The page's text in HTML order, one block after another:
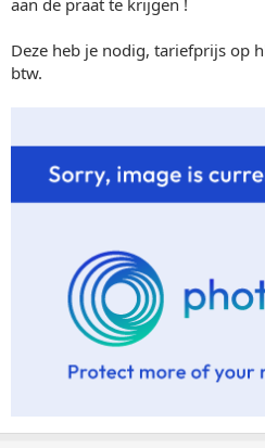
aan de praat te krijgen !
Deze heb je nodig, tariefprijs op
btw.